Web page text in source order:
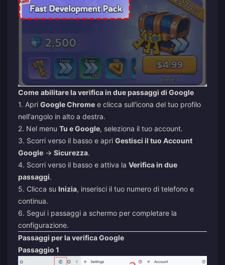
Come abilitare la verifica in due passaggi di Google
1. Apri Google Chrome e clicca sull'icona del tuo profilo
nell'angolo in alto a destra.
2. Nel menu Tu e Google, seleziona il tuo account.
3. Scorri verso il basso e apri Gestisci il tuo Account
Google → Sicurezza.
4. Scorri verso il basso e attiva la Verifica in due
passaggi.
5. Clicca su Inizia, inserisci il tuo numero di telefono e
continua.
6. Segui i passaggi a schermo per completare la
configurazione.
Passaggi per la verifica Google
Passaggio 1